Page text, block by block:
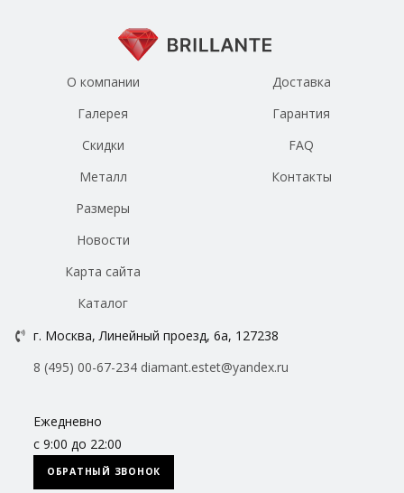
О компании
Галерея
Скидки
Металл
Размеры
Новости
Доставка
Гарантия
FAQ
Контакты
Карта сайта
Каталог
г. Москва, Линейный проезд, 6а, 127238
8 (495) 00-67-234 diamant.estet@yandex.ru
Ежедневно
с 9:00 до 22:00
ОБРАТНЫЙ ЗВОНОК